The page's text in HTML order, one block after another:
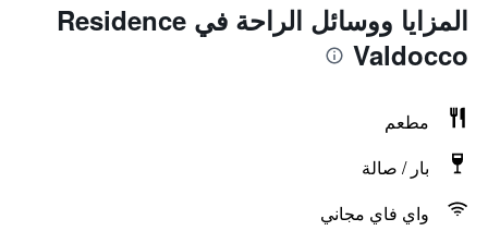
المزايا ووسائل الراحة في Residence
Valdocco
مطعم
بار / صالة
واي فاي مجاني